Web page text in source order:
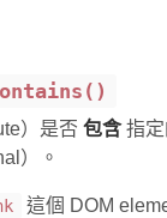
）是否 包含指定
）。
這個 DOM